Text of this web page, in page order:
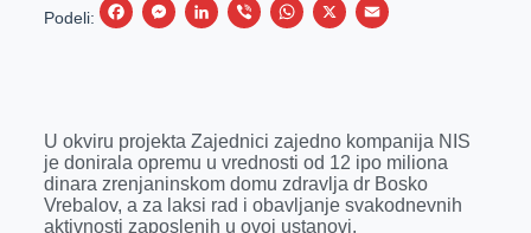
Podeli:
F
b
o
o
M
e
n
g
L
e
d
I
V
r
W
s
A
p
X
E
l
U okviru projekta Zajednici zajedno kompanija NIS
je donirala opremu u vrednosti od 12 ipo miliona
dinara zrenjaninskom domu zdravlja dr Bosko
Vrebalov, a za laksi rad i obavljanje svakodnevnih
aktivnosti zaposlenih u ovoj ustanovi.